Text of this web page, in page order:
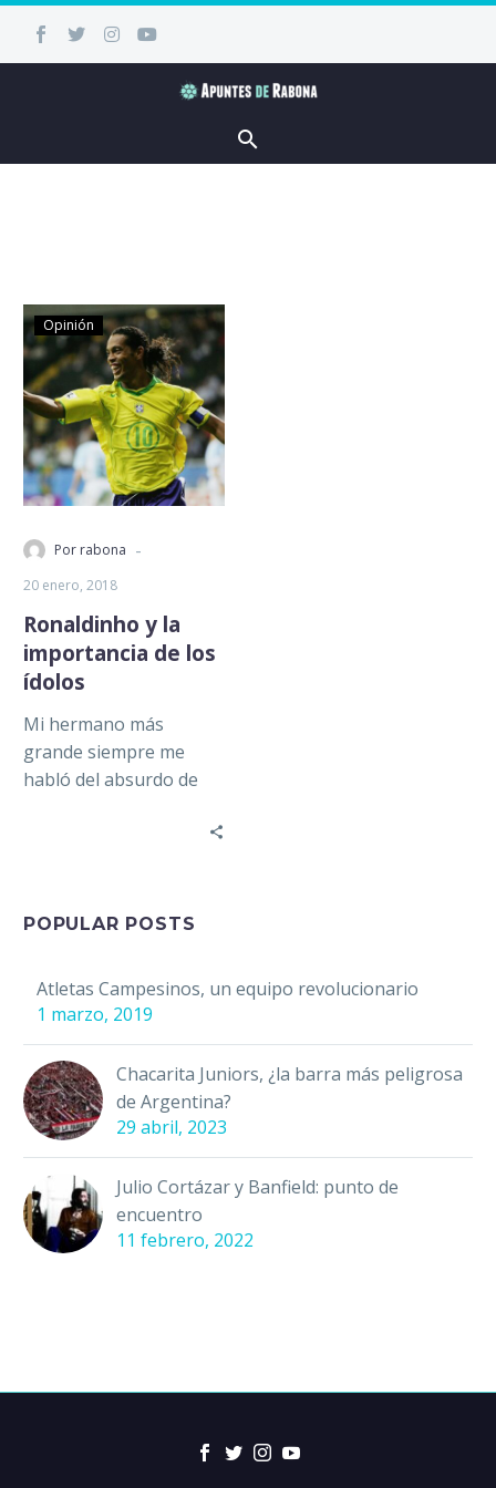
Opinión
Por rabona -
20 enero, 2018
Ronaldinho y la
importancia de los
ídolos
Mi hermano más
grande siempre me
habló del absurdo de
preguntábamos juntos
POPULAR POSTS
Atletas Campesinos, un equipo revolucionario
1 marzo, 2019
Chacarita Juniors, ¿la barra más peligrosa
de Argentina?
29 abril, 2023
Julio Cortázar y Banfield: punto de
encuentro
11 febrero, 2022